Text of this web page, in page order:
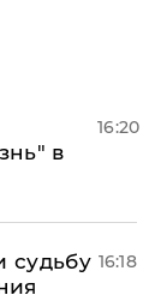
в
16:20
судьбу 16:18